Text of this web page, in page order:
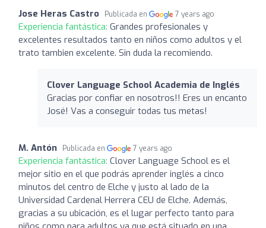
Jose Heras Castro Publicada en 7 years ago
Experiencia fantástica: Grandes profesionales y
excelentes resultados tanto en niños como adultos y el
trato tambien excelente. Sin duda la recomiendo.
Clover Language School Academia de Inglés
Gracias por confiar en nosotros!! Eres un encanto
José! Vas a conseguir todas tus metas!
M. Antón Publicada en 7 years ago
Experiencia fantástica: Clover Language School es el
mejor sitio en el que podrás aprender inglés a cinco
minutos del centro de Elche y justo al lado de la
Universidad Cardenal Herrera CEU de Elche. Además,
gracias a su ubicación, es el lugar perfecto tanto para